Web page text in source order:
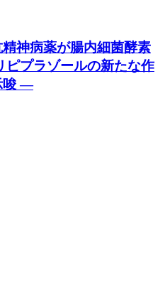
精神病薬が腸内細菌酵素
プラゾールの新たな作
唆 ―